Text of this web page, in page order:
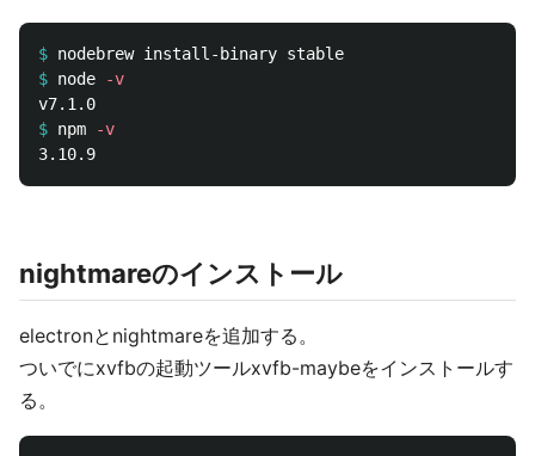
$
$ node
-v
$ npm
-v
nightmareのインストール
electronとnightmareを追加する。
ついでにxvfbの起動ツールxvfb-maybeをインストールす
る。